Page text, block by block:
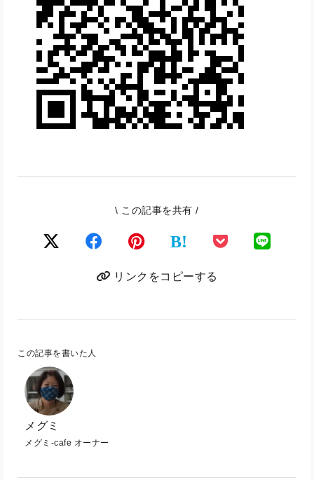
\ この記事を共有 /
B!
リンクをコピーする
この記事を書いた人
メグミ
メグミ-cafe オーナー